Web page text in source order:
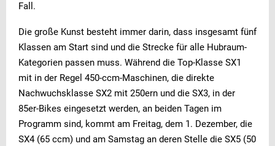
Fall.
Die große Kunst besteht immer darin, dass insgesamt fünf
Klassen am Start sind und die Strecke für alle Hubraum-
Kategorien passen muss. Während die Top-Klasse SX1
mit in der Regel 450-ccm-Maschinen, die direkte
Nachwuchsklasse SX2 mit 250ern und die SX3, in der
85er-Bikes eingesetzt werden, an beiden Tagen im
Programm sind, kommt am Freitag, dem 1. Dezember, die
SX4 (65 ccm) und am Samstag an deren Stelle die SX5 (50